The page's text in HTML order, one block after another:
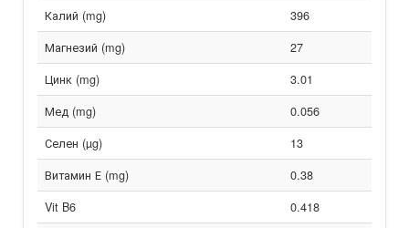
Калий (mg)
396
Магнезий (mg)
27
Цинк (mg)
3.01
Мед (mg)
0.056
Селен (µg)
13
Витамин Е (mg)
0.38
Vit B6
0.418